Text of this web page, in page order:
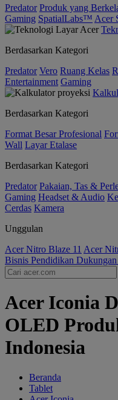
Predator Produk yang
Gaming SpatialLabs™ Acer
Berdasarkan Kategori
Predator Vero Ruang Kelas
Entertainment Gaming
Berdasarkan Kategori
Format Besar Profesional
Wall Layar Etalase
Berdasarkan Kategori
Predator Pakaian, Tas &
Gaming Headset & Audio
Cerdas Kamera
Unggulan
Acer Nitro Blaze 11 Acer
Bisnis Pendidikan Dukungan
Acer Iconia
OLED
Indonesia
Beranda
Tablet